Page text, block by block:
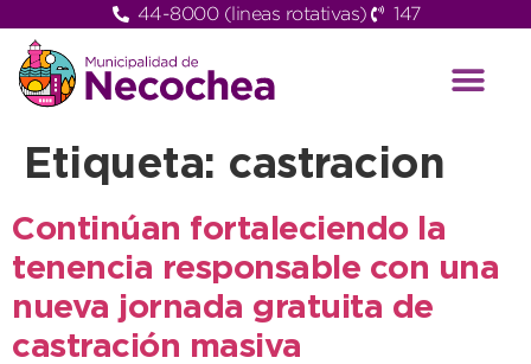
44-8000 (lineas rotativas) 147
Etiqueta: castracion
Continúan fortaleciendo la
tenencia responsable con una
nueva jornada gratuita de
castración masiva